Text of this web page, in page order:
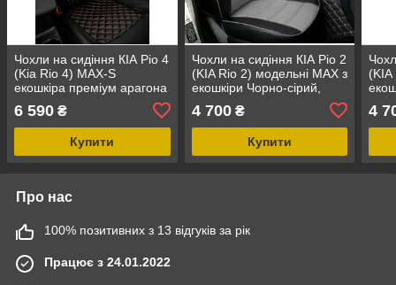
Чохли на сидіння КІА Ріо 4
(Kia Rio 4) MAX-S
екошкіра преміум арагона
6 590 ₴
Купити
Чохли на сидіння КІА Ріо 2
(KIA Rio 2) модельні MAX з
екошкіри Чорно-сірий,
4 700₴
Купити
(KIA
4
Про нас
100% позитивних з 13 відгуків за рік
Працює з 24.01.2022